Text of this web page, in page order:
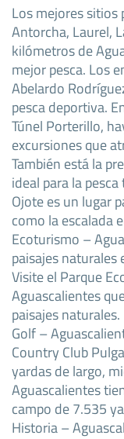
Los mejores sitios
Antorcha, Laurel,
kilómetros de
mejor pesca. Los
Abelardo
pesca deportiva.
Túnel Porterillo,
excursiones que
También está la
ideal para la
Ojote es un lugar
como la escalada
Ecoturismo –
paisajes naturales
Visite el Parque
Aguascalientes
paisajes naturales.
Golf –
Country Club
yardas de largo,
Aguascalientes
campo de 7.535
Historia –